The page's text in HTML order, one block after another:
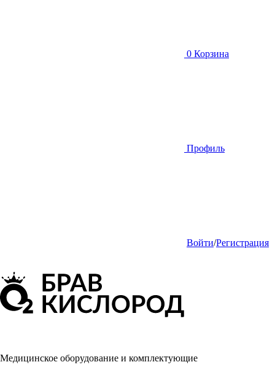
0 Корзина
Профиль
Войти/Регистрация
Медицинское оборудование и комплектующие